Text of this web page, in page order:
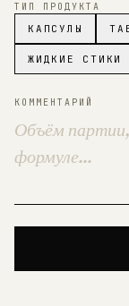
ТИП ПРОДУКТА
КАПСУЛЫ
ЖИДКИЕ СТИКИ
КОММЕНТАРИЙ